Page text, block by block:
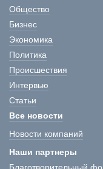
Общество
Бизнес
Экономика
Политика
Происшествия
Интервью
Статьи
Все новости
Новости компаний
Наши партнеры
Благотворительный